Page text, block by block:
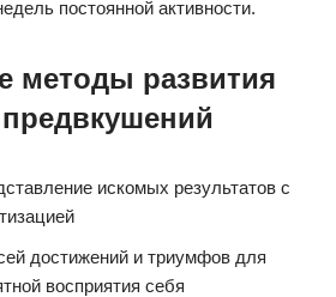
постоянной активности.
методы развития
искомых результатов с
достижений и триумфов для
восприятия себя